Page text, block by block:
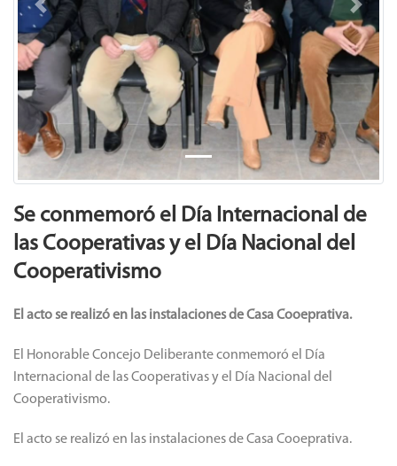
Previous Next
Se conmemoró el Día Internacional de
las Cooperativas y el Día Nacional del
Cooperativismo
El acto se realizó en las instalaciones de Casa Cooeprativa.
El Honorable Concejo Deliberante conmemoró el Día
Internacional de las Cooperativas y el Día Nacional del
Cooperativismo.
El acto se realizó en las instalaciones de Casa Cooeprativa.